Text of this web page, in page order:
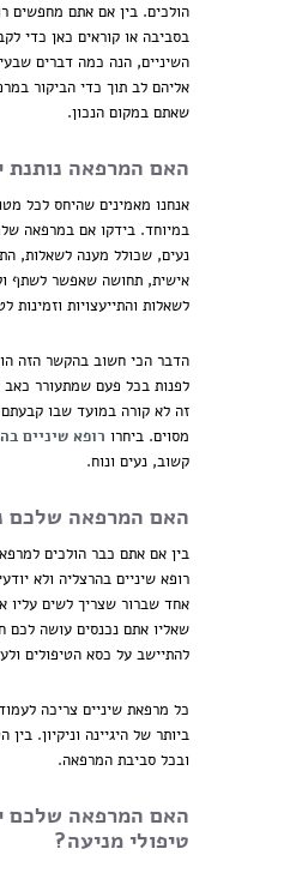
הולכים. בין אם אתם מחפשים
בסביבה או קוראים כאן כדי
השיניים, הנה כמה דברים
אליהם לב תוך כדי הביקור
שאתם במקום הנכון.
האם המרפאה נותנת
אנחנו מאמינים שהיחס לכל
במיוחד. בידקו אם במרפאה
נעים, שכולל מענה לשאלות,
אישית, תחושה שאפשר לשתף
לשאלות והתייעצויות וזמינות
הדבר הכי חשוב בהקשר הזה
לפנות בכל פעם שמתעורר כאב
זה לא קורה במועד שבו קבעתם
מסוים. ביחרו רופא שיניים
קשוב, נעים ונוח.
האם המרפאה שלכם
בין אם אתם כבר הולכים
רופא שיניים בהרצליה ולא
אחד שברור שצריך לשים
שאליו אתם נכנסים עושה לכם
להתיישב על כסא הטיפולים
כל מרפאת שיניים צריכה
ביותר של היגיינה וניקיון.
ובכל סביבת המרפאה.
האם המרפאה שלכם
טיפולי מניעה?